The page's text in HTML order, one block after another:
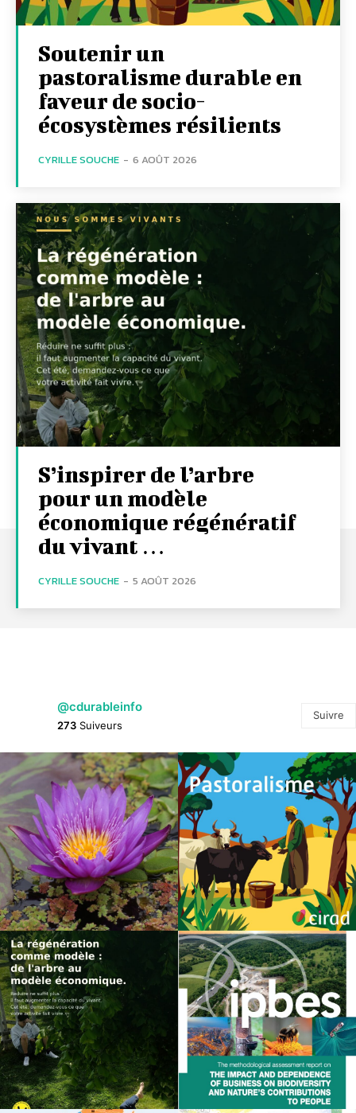
Soutenir un
pastoralisme durable en
faveur de socio-
écosystèmes résilients
CYRILLE SOUCHE - 6 AOÛT 2026
S’inspirer de l’arbre
pour un modèle
économique régénératif
du vivant …
CYRILLE SOUCHE - 5 AOÛT 2026
@cdurableinfo
273 Suiveurs
Suivre